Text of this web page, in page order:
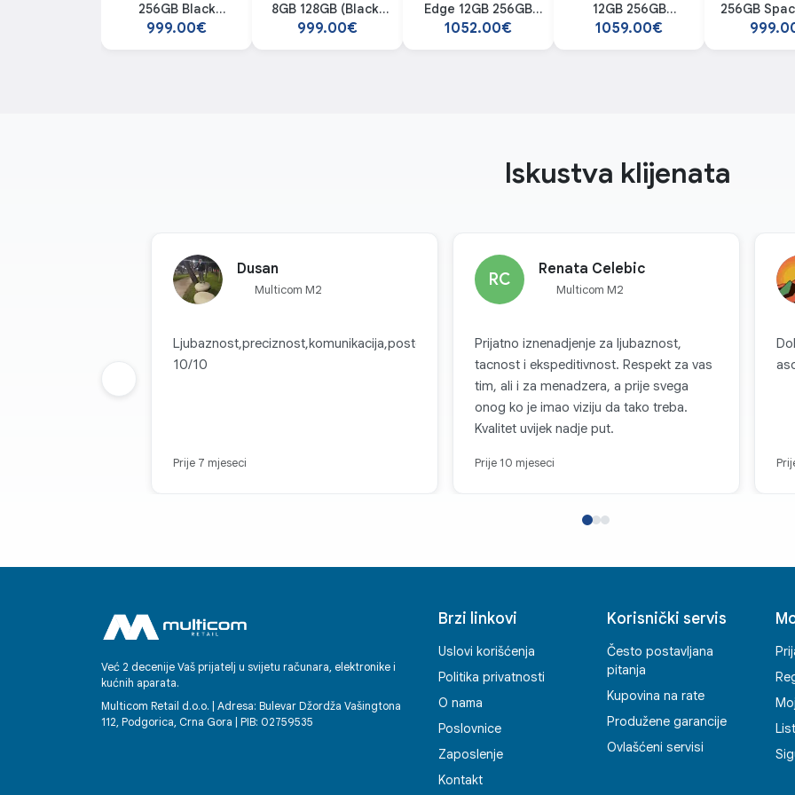
IZDRŽLJIVOST
Ojačan aluminijumom i Corning® Gorilla® Glass
Victus® 2, ovaj Galaxy je dizajniran za dugotrajnu
UNAPRIJEDITE
Svjedočite punom spektru.
koji zaslužuje, zahvaljujući AI
pružajući detalje u stvarnom
IGRAJTE DUŽE.
Ostanite hladni kada se
uređaj održava vršne
napora.
256GB Black
smartphone
999.00€
8GB 128GB (Black)
smarthphone
999.00€
Edge 12GB 256GB
Silver smartphone
1052.00€
12GB 256GB
Obsidian
1059.00€
256GB
Iskustva klijenata
Dusan
Multicom M2
Ljubaznost,preciznost,komunikacija,postovanje
10/10
Prije 7 mjeseci
RC
Renata Celebic
Multicom M2
Prijatno iznenadjenje za ljubaznost,
tacnost i ekspeditivnost. Respekt za vas
tim, ali i za menadzera, a prije svega
onog ko je imao viziju da tako treba.
Kvalitet uvijek nadje put.
Prije 10 mjeseci
Već 2 decenije Vaš prijatelj u svijetu računara, elektronike i
kućnih aparata.
Multicom Retail d.o.o. | Adresa: Bulevar Džordža Vašingtona
112, Podgorica, Crna Gora | PIB: 02759535
Brzi linkovi
Uslovi korišćenja
Politika privatnosti
O nama
Poslovnice
Zaposlenje
Kontakt
Korisnički servis
Često postavljana
pitanja
Kupovina na rate
Produžene garancije
Ovlašćeni servisi